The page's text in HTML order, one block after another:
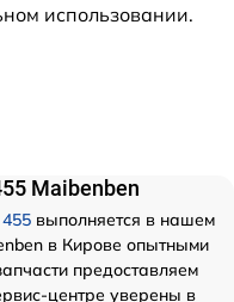
использовании.
Maibenben
выполняется в нашем
в Кирове опытными
предоставляем
центре уверены в